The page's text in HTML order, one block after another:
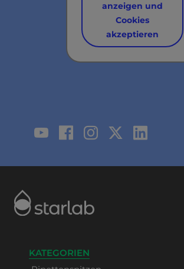
anzeigen und
Cookies
akzeptieren
KATEGORIEN